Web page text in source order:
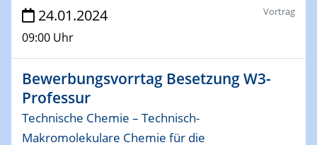
25.04.2024
CENIDE & WIN Seminar Series on 2D-
MATURE
Speaker: Albert Dato (Harvey Mudd College)
MAT4HY․NRW
Symposium
24.01.2024
09:00 Uhr
Vortrag
Bewerbungsvorrtag Besetzung W3-
Professur
Technische Chemie – Technisch-
Makromolekulare Chemie für die